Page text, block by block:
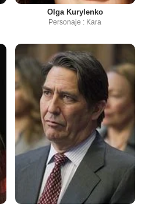
Olga Kurylenko
Personaje : Kara